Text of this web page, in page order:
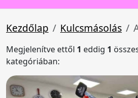
Kezdőlap Kulcsmásolás
Megjelenítve ettől 1 eddig 1
kategóriában: